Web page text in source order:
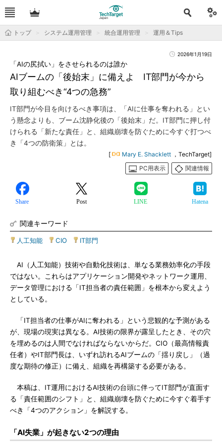
トップ システム運用管理 統合運用管理 運用＆Tips
2026年1月19日
AIブームの「後始末」に備えよ IT部門が今から
取り組むべき“4つの急務”
「AIの尻拭い」をさせられるのは誰か
IT部門が今目を向けるべき事項は、「AIに仕事を奪われる」とい
う懸念よりも、ブーム沈静化後の「後始末」だ。IT部門に押し付
けられる「新たな責任」と、組織崩壊を防ぐために今すぐ打つべ
き「4つの防衛策」とは。
[ Mary E. Shacklett ，TechTarget]
PC用表示
関連情報
Share Post LINE Hatena
関連キーワード
人工知能 CIO IT部門
AI（人工知能）技術や自動化技術は、単なる業務効率化の手段
ではない。これらはアプリケーション開発やネットワーク運用、
データ管理における「IT担当者の責任範囲」を根本から変えよう
としている。
「IT担当者の仕事がAIに奪われる」という悲観的な予測がある
が、現場の現実は異なる。AI技術の限界が露呈したとき、その穴
を埋めるのは人間でなければならないからだ。CIO（最高情報責
任者）やIT部門長は、いずれ訪れるAIブームの「揺り戻し」（過
度な期待の修正）に備え、組織を再構築する必要がある。
本稿は、IT運用におけるAI技術の台頭に伴ってIT部門が直面す
る「責任範囲のシフト」と、組織崩壊を防ぐために今すぐ着手す
べき「4つのアクション」を解説する。
「AI失業」が起きない2つの理由